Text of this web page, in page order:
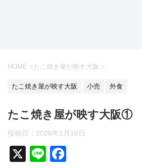
HOME > たこ焼き屋が映す大阪 >
たこ焼き屋が映す大阪 小売 外食
たこ焼き屋が映す大阪①
投稿日：2026年1月16日
X
Li